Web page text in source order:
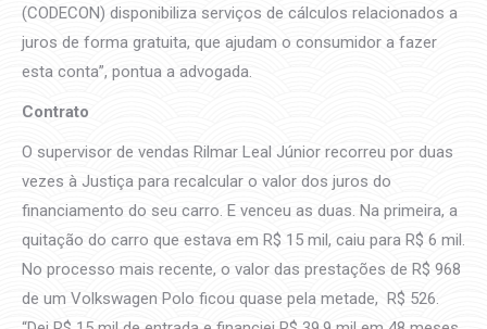
(CODECON) disponibiliza serviços de cálculos relacionados a
juros de forma gratuita, que ajudam o consumidor a fazer
esta conta”, pontua a advogada.
Contrato
O supervisor de vendas Rilmar Leal Júnior recorreu por duas
vezes à Justiça para recalcular o valor dos juros do
financiamento do seu carro. E venceu as duas. Na primeira, a
quitação do carro que estava em R$ 15 mil, caiu para R$ 6 mil.
No processo mais recente, o valor das prestações de R$ 968
de um Volkswagen Polo ficou quase pela metade, R$ 526.